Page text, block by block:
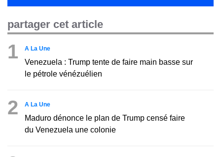
partager cet article
1 A La Une
Venezuela : Trump tente de faire main basse sur
le pétrole vénézuélien
2 A La Une
Maduro dénonce le plan de Trump censé faire
du Venezuela une colonie